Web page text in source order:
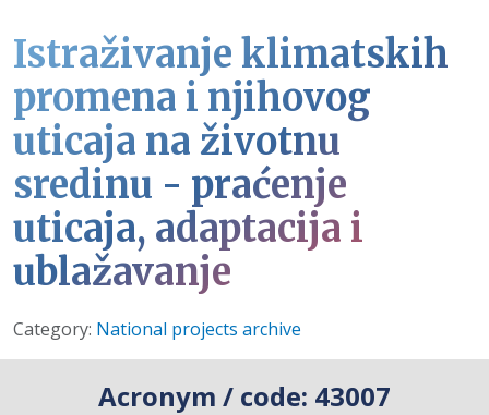
Istraživanje klimatskih
promena i njihovog
uticaja na životnu
sredinu - praćenje
uticaja, adaptacija i
ublažavanje
Details
Category: National projects archive
Acronym / code: 43007